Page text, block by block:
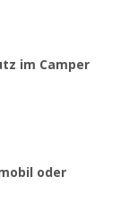
im Camper
oder